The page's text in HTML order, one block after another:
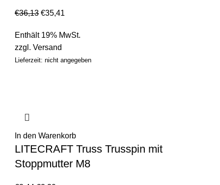
€36,13 €35,41
Enthält 19% MwSt.
zzgl. Versand
Lieferzeit: nicht angegeben
In den Warenkorb
LITECRAFT Truss Trusspin mit
Stoppmutter M8